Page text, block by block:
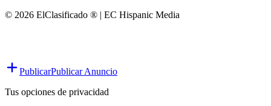
© 2026 ElClasificado ® | EC Hispanic Media
PublicarPublicar Anuncio
Tus opciones de privacidad